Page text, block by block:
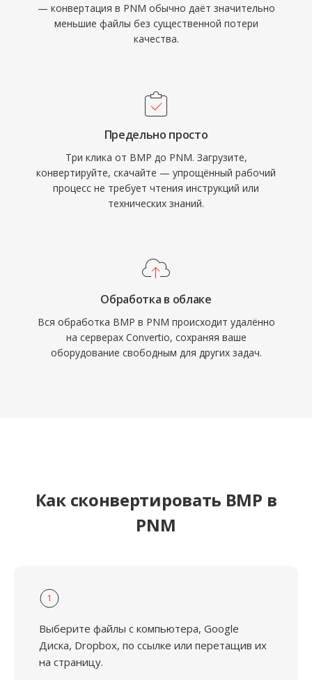
— конвертация в PNM обычно даёт значительно
меньшие файлы без существенной потери
качества.
Предельно просто
Три клика от BMP до PNM. Загрузите,
конвертируйте, скачайте — упрощённый рабочий
процесс не требует чтения инструкций или
технических знаний.
Обработка в облаке
Вся обработка BMP в PNM происходит удалённо
на серверах Convertio, сохраняя ваше
оборудование свободным для других задач.
Как сконвертировать BMP в
PNM
1
Выберите файлы с компьютера, Google
Диска, Dropbox, по ссылке или перетащив их
на страницу.